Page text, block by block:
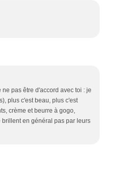
pas être d'accord avec toi : je
plus c'est beau, plus c'est
crème et beurre à gogo,
en général pas par leurs